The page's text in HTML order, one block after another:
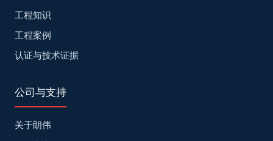
工程知识
工程案例
认证与技术证据
公司与支持
关于朗伟